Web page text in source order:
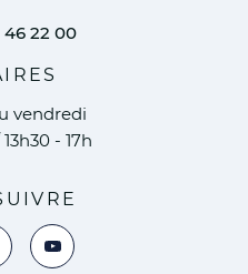
46 22 00
vendredi
- 17h
Instagram de la ville de
la page Facebook de la ville
Voir le compte YouTube